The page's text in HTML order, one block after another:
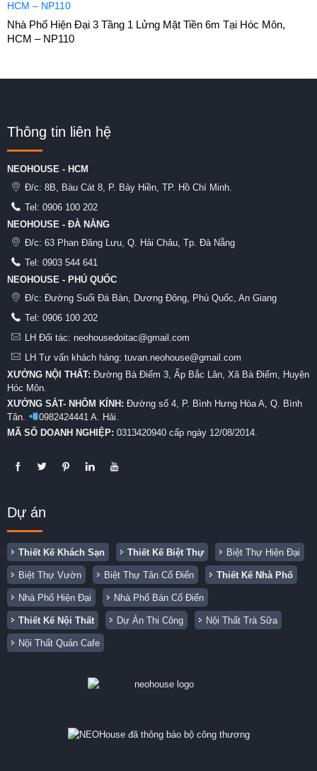
Nhà Phố Hiện Đại 3 Tầng 1 Lửng Mặt Tiền 6m Tại Hóc Môn,
HCM – NP110
Thông tin liên hệ
NEOHOUSE - HCM
Đ/c: 8B, Bàu Cát 8, P. Bảy Hiền, TP. Hồ Chí Minh.
Tel: 0906 100 202
NEOHOUSE - ĐÀ NẴNG
Đ/c: 63 Phan Đăng Lưu, Q. Hải Châu, Tp. Đà Nẵng
Tel: 0903 544 641
NEOHOUSE - PHÚ QUỐC
Đ/c: Đường Suối Đá Bàn, Dương Đông, Phú Quốc, An Giang
Tel: 0906 100 202
LH Đối tác: neohousedoitac@gmail.com
LH Tư vấn khách hàng: tuvan.neohouse@gmail.com
XƯỞNG NỘI THẤT: Đường Bà Điểm 3, Ấp Bắc Lân, Xã Bà Điểm, Huyện
Hóc Môn.
XƯỞNG SẮT- NHÔM KÍNH: Đường số 4, P. Bình Hưng Hòa A, Q. Bình
Tân.
0982424441 A. Hải.
MÃ SỐ DOANH NGHIỆP: 0313420940 cấp ngày 12/08/2014.
Dự án
Thiết Kế Khách Sạn Thiết Kế Biệt Thự Biệt Thự Hiện Đại
Biệt Thự Vườn Biệt Thự Tân Cổ Điển Thiết Kế Nhà Phố
Nhà Phố Hiện Đại Nhà Phố Bán Cổ Điển
Thiết Kế Nội Thất Dự Án Thi Công Nội Thất Trà Sữa
Nội Thất Quán Cafe